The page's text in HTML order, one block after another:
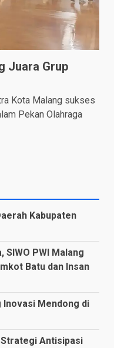
Juara Grup
Kota Malang sukses
Pekan Olahraga
Kabupaten
SIWO PWI Malang
Batu dan Insan
Inovasi Mendong di
Antisipasi